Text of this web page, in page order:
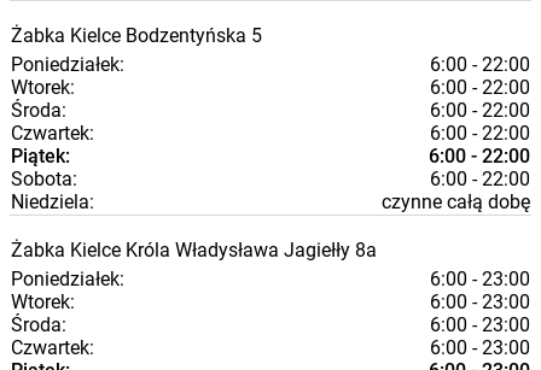
Żabka Kielce Bodzentyńska 5
Poniedziałek:
6:00 - 22:00
Wtorek:
6:00 - 22:00
Środa:
6:00 - 22:00
Czwartek:
6:00 - 22:00
Piątek:
6:00 - 22:00
Sobota:
6:00 - 22:00
Niedziela:
czynne całą dobę
Żabka Kielce Króla Władysława Jagiełły 8a
Poniedziałek:
6:00 - 23:00
Wtorek:
6:00 - 23:00
Środa:
6:00 - 23:00
Czwartek:
6:00 - 23:00